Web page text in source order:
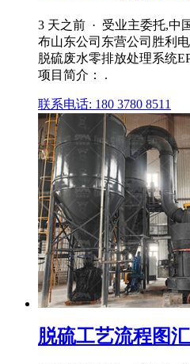
3 天之前 · 受业主委托,中
布山东公司东营公司胜利
脱硫废水零排放处理系统
项目简介： .
联系电话: 180 3780 8511
脱硫工艺流程图